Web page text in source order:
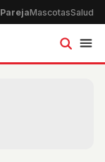
ParejaMascotasSalud